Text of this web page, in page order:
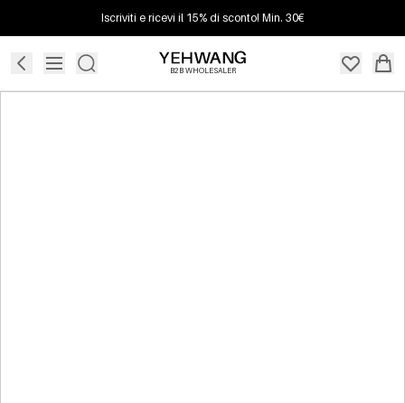
Iscriviti e ricevi il 15% di sconto! Min. 30€
B2B WHOLESALER